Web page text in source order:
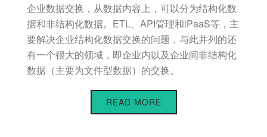
企业数据交换，从数据内容上，可以分为结构化数
据和非结构化数据。ETL、API管理和iPaaS等，主
要解决企业结构化数据交换的问题，与此并列的还
有一个很大的领域，即企业内以及企业间非结构化
数据（主要为文件型数据）的交换。
READ MORE